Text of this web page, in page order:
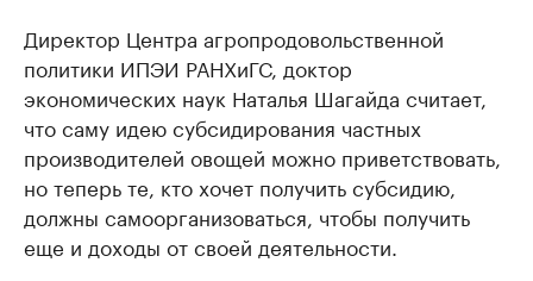
Директор Центра агропродовольственной
политики ИПЭИ РАНХиГС, доктор
экономических наук Наталья Шагайда считает,
что саму идею субсидирования частных
производителей овощей можно приветствовать,
но теперь те, кто хочет получить субсидию,
должны самоорганизоваться, чтобы получить
еще и доходы от своей деятельности.